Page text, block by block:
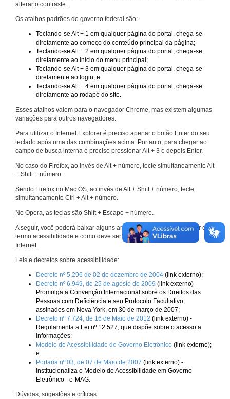
alterar o contraste.
Os atalhos padrões do governo federal são:
Teclando-se Alt + 1 em qualquer página do portal, chega-se
diretamente ao começo do conteúdo principal da página;
Teclando-se Alt + 2 em qualquer página do portal, chega-se
diretamente ao início do menu principal;
Teclando-se Alt + 3 em qualquer página do portal, chega-se
diretamente ao login; e
Teclando-se Alt + 4 em qualquer página do portal, chega-se
diretamente ao rodapé do site.
Esses atalhos valem para o navegador Chrome, mas existem algumas
variações para outros navegadores.
Para utilizar o Internet Explorer é preciso apertar o botão Enter do seu
teclado após uma das combinações acima. Portanto, para chegar ao
campo de busca interna é preciso pressionar Alt + 3 e depois Enter.
No caso do Firefox, ao invés de Alt + número, tecle simultaneamente Alt
+ Shift + número.
Sendo Firefox no Mac OS, ao invés de Alt + Shift + número, tecle
simultaneamente Ctrl + Alt + número.
No Opera, as teclas são Shift + Escape + número.
A seguir, você poderá baixar alguns arquivos que explicam melhor o
termo acessibilidade e como deve ser implementado nos sites da
Internet.
Leis e decretos sobre acessibilidade:
Decreto nº 5.296 de 02 de dezembro de 2004 (link externo);
Decreto nº 6.949, de 25 de agosto de 2009 (link externo) -
Promulga a Convenção Internacional sobre os Direitos das
Pessoas com Deficiência e seu Protocolo Facultativo,
assinados em Nova York, em 30 de março de 2007;
Decreto nº 7.724, de 16 de Maio de 2012 (link externo) -
Regulamenta a Lei nº 12.527, que dispõe sobre o acesso a
informações;
Modelo de Acessibilidade de Governo Eletrônico (link externo);
e
Portaria nº 03, de 07 de Maio de 2007 (link externo) -
Institucionaliza o Modelo de Acessibilidade em Governo
Eletrônico - e-MAG.
Dúvidas, sugestões e críticas: